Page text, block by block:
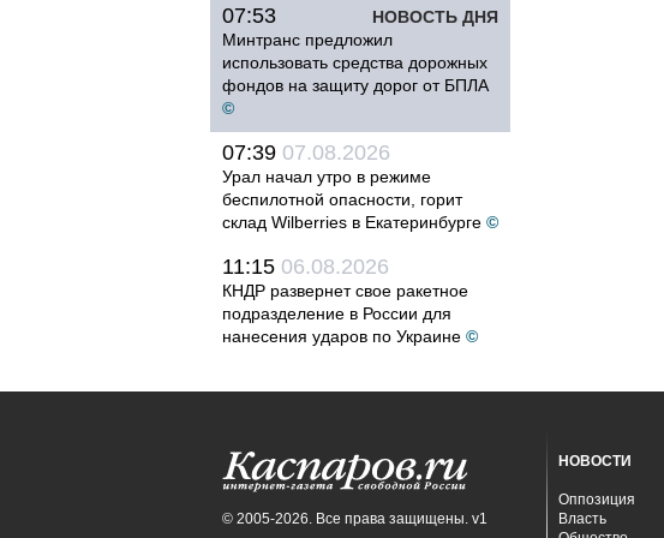
НОВОСТЬ ДНЯ
07:53
Минтранс предложил
использовать средства дорожных
фондов на защиту дорог от БПЛА
©
07:39 07.08.2026
Урал начал утро в режиме
беспилотной опасности, горит
склад Wilberries в Екатеринбурге ©
11:15 06.08.2026
КНДР развернет свое ракетное
подразделение в России для
нанесения ударов по Украине ©
© 2005-2026. Все права защищены. v1
НОВОСТИ
Оппозиция
Власть